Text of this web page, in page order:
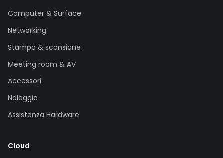
Computer & Surface
Networking
Stampa & scansione
Meeting room & AV
Accessori
Noleggio
Assistenza Hardware
Cloud